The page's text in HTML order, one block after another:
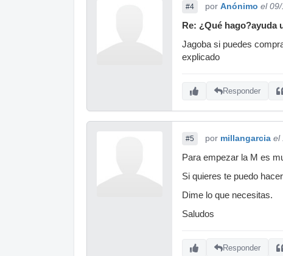
#4 por Anónimo el
Re: ¿Qué hago?ayuda
Jagoba si puedes
explicado
Responder
#5 por millangarcia el
Para empezar la M es
Si quieres te puedo
Dime lo que necesitas.
Saludos
Responder